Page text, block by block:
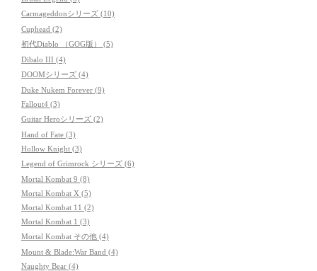
Carmageddonシリーズ (10)
Cuphead (2)
初代Diablo （GOG版） (5)
Dibalo III (4)
DOOMシリーズ (4)
Duke Nukem Forever (9)
Fallout4 (3)
Guitar Heroシリーズ (2)
Hand of Fate (3)
Hollow Knight (3)
Legend of Grimrock シリーズ (6)
Mortal Kombat 9 (8)
Mortal Kombat X (5)
Mortal Kombat 11 (2)
Mortal Kombat 1 (3)
Mortal Kombat その他 (4)
Mount & Blade:War Band (4)
Naughty Bear (4)